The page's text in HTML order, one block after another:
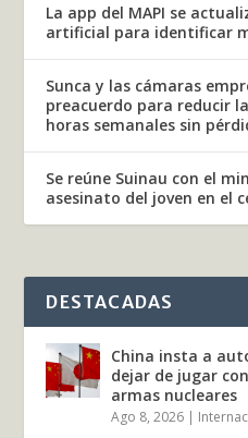
La app del MAPI se
artificial para identificar
Sunca y las cámaras
preacuerdo para reducir
horas semanales sin
Se reúne Suinau con el
asesinato del joven en el
DESTACADAS
China insta a
dejar de jugar
armas nucleares
Ago 8, 2026 |